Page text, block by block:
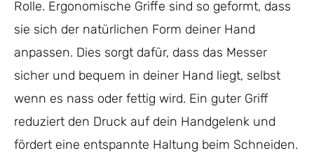
Rolle. Ergonomische Griffe sind so geformt, dass
sie sich der natürlichen Form deiner Hand
anpassen. Dies sorgt dafür, dass das Messer
sicher und bequem in deiner Hand liegt, selbst
wenn es nass oder fettig wird. Ein guter Griff
reduziert den Druck auf dein Handgelenk und
fördert eine entspannte Haltung beim Schneiden.